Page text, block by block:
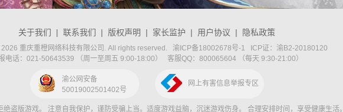
关于我们 | 联系我们 | 版权声明 | 家长监护 | 用户协议 | 隐私政策
重庆重橙网络科技有限公司. All rights reserved. 渝ICP备18002678号-1 ICP证：渝B2-20180120
电话：021-50643539 （周一至周五 9:00-18:00） 客服QQ：800065604 （每天 9:30-21:00）
渝公网安备
50019002501402号
网上有害信息举报专区
绝盗版游戏。 注意自我保护，谨防受骗上当。适度游戏益脑，沉迷游戏伤身。 合理安排时间，享受健康生活。